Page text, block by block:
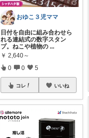
おゆこ３児ママ
日付を自由に組み合わせら
れる連結式の数字スタン
プ。ねこや植物の ...
￥ 2,640～
0 0 5
コレ いいね